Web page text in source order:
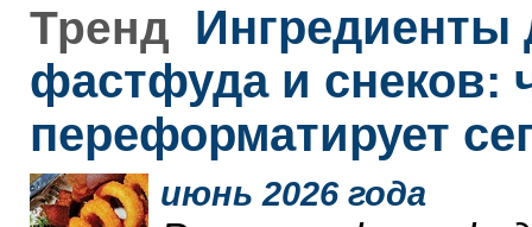
Тренд Ингредиенты
фастфуда и снеков:
переформатирует
июнь 2026 года